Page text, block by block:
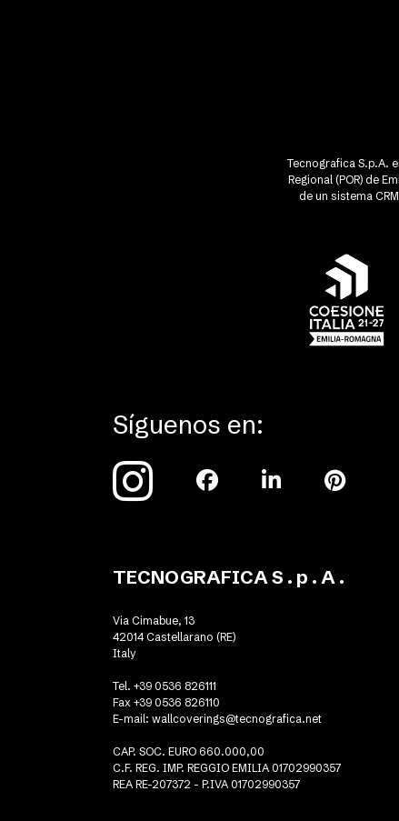
Tecnografica S.p.A.
Regional (POR) de
de un sistema
Síguenos en:
TECNOGRAFICA S . p . A .
Via Cimabue, 13
42014 Castellarano (RE)
Italy
Tel. +39 0536 826111
Fax +39 0536 826110
E-mail: wallcoverings@tecnografica.net
CAP. SOC. EURO 660.000,00
C.F. REG. IMP. REGGIO EMILIA 01702990357
REA RE-207372 - P.IVA 01702990357